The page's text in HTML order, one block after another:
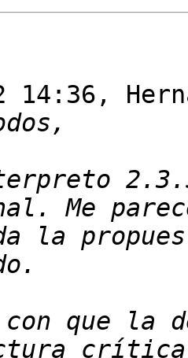
14:36,
la
con que la